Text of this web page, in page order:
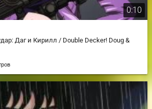
0:10
Даг и Кирилл / Double Decker! Doug &